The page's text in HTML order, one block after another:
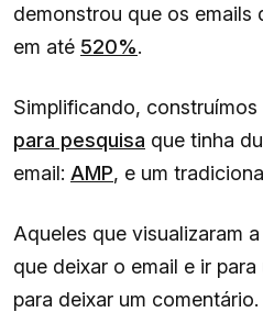
demonstrou que os emails
em até 520%.
Simplificando, construímos
para pesquisa que tinha
email: AMP, e um
Aqueles que visualizaram
que deixar o email e ir
para deixar um